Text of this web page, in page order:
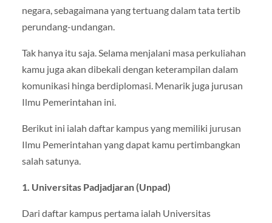
negara, sebagaimana yang tertuang dalam tata tertib
perundang-undangan.
Tak hanya itu saja. Selama menjalani masa perkuliahan
kamu juga akan dibekali dengan keterampilan dalam
komunikasi hinga berdiplomasi. Menarik juga jurusan
Ilmu Pemerintahan ini.
Berikut ini ialah daftar kampus yang memiliki jurusan
Ilmu Pemerintahan yang dapat kamu pertimbangkan
salah satunya.
1. Universitas Padjadjaran (Unpad)
Dari daftar kampus pertama ialah Universitas